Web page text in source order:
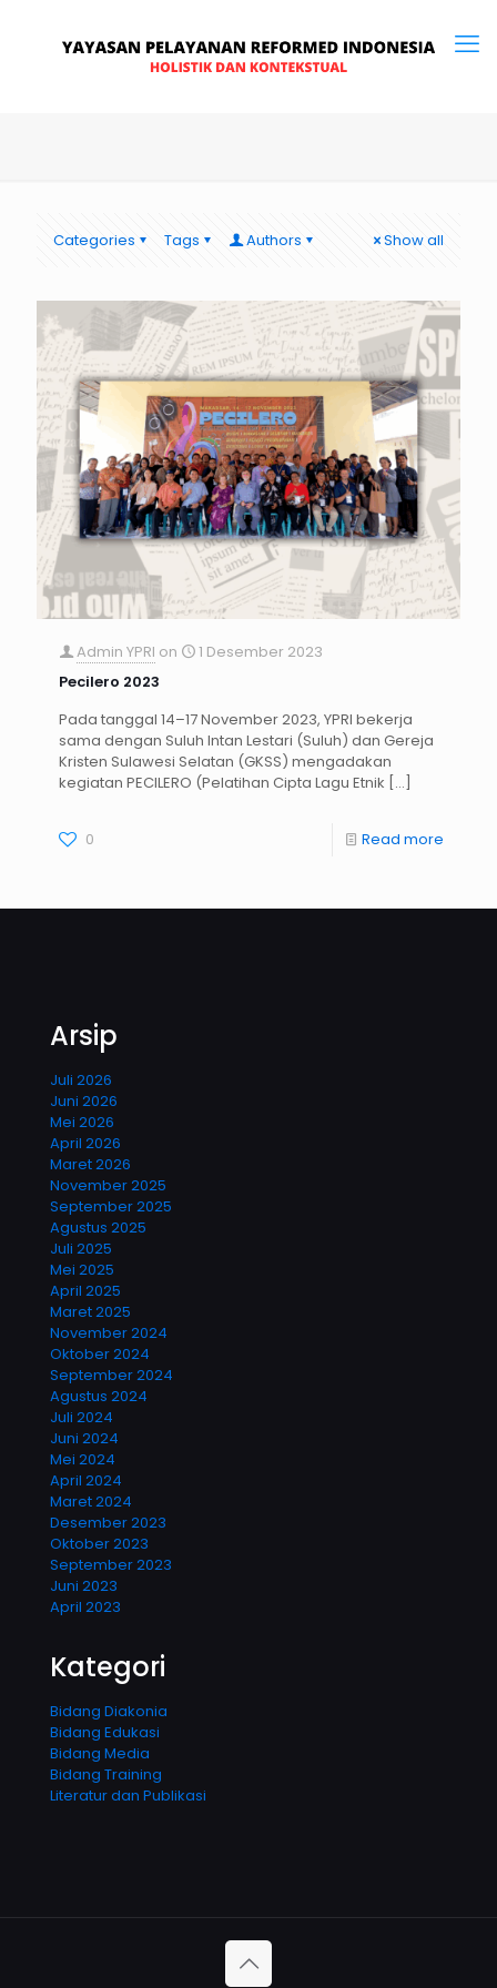
Categories Tags Authors Show all
Admin YPRI on
1 Desember 2023
Pecilero 2023
Pada tanggal 14–17 November 2023, YPRI bekerja
sama dengan Suluh Intan Lestari (Suluh) dan Gereja
Kristen Sulawesi Selatan (GKSS) mengadakan
kegiatan PECILERO (Pelatihan Cipta Lagu Etnik […]
0 Read more
Arsip
Juli 2026
Juni 2026
Mei 2026
April 2026
Maret 2026
November 2025
September 2025
Agustus 2025
Juli 2025
Mei 2025
April 2025
Maret 2025
November 2024
Oktober 2024
September 2024
Agustus 2024
Juli 2024
Juni 2024
Mei 2024
April 2024
Maret 2024
Desember 2023
Oktober 2023
September 2023
Juni 2023
April 2023
Kategori
Bidang Diakonia
Bidang Edukasi
Bidang Media
Bidang Training
Literatur dan Publikasi